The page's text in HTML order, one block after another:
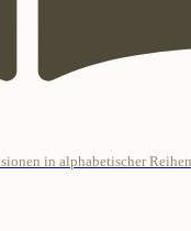
in alphabetischer